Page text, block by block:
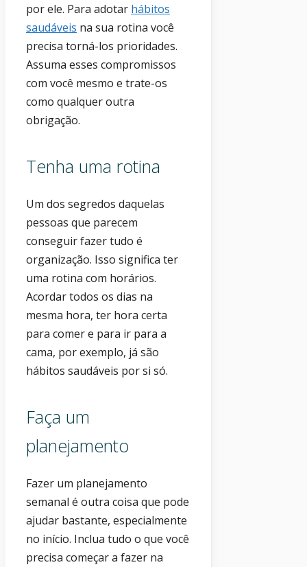
por ele. Para adotar hábitos
saudáveis na sua rotina você
precisa torná-los prioridades.
Assuma esses compromissos
com você mesmo e trate-os
como qualquer outra
obrigação.
Tenha uma rotina
Um dos segredos daquelas
pessoas que parecem
conseguir fazer tudo é
organização. Isso significa ter
uma rotina com horários.
Acordar todos os dias na
mesma hora, ter hora certa
para comer e para ir para a
cama, por exemplo, já são
hábitos saudáveis por si só.
Faça um
planejamento
Fazer um planejamento
semanal é outra coisa que pode
ajudar bastante, especialmente
no início. Inclua tudo o que você
precisa começar a fazer na